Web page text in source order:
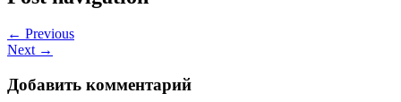
← Previous
Next →
Добавить комментарий